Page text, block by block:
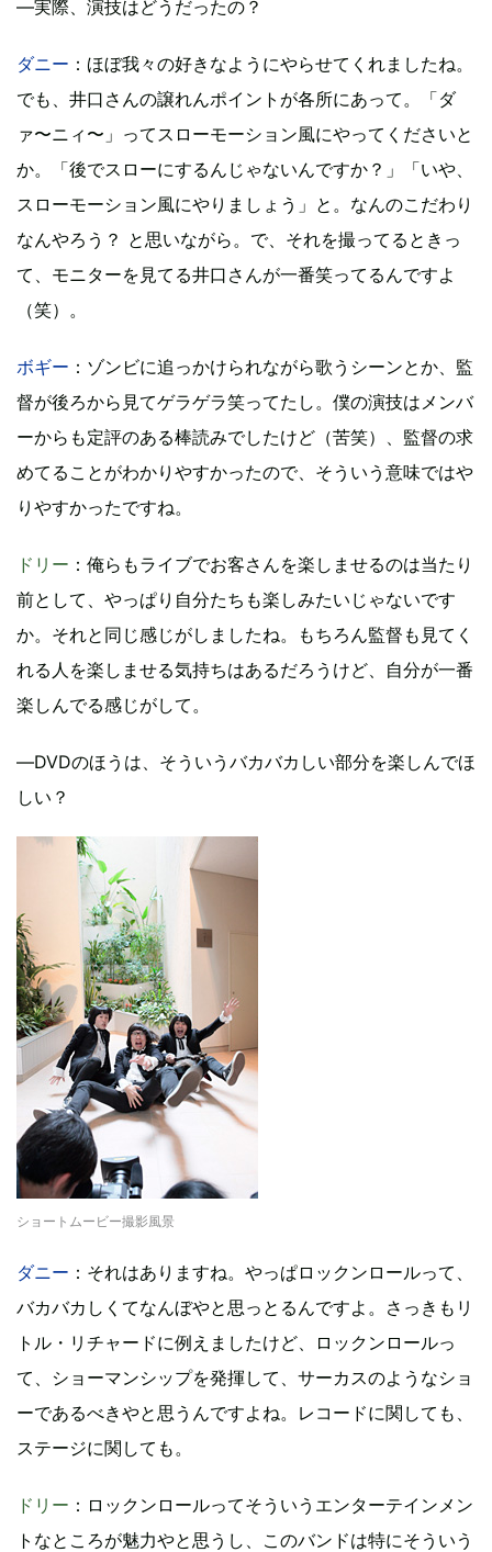
―実際、演技はどうだったの？
ダニー ：ほぼ我々の好きなようにやらせてくれましたね。
でも、井口さんの譲れんポイントが各所にあって。「ダ
ァ〜ニィ〜」ってスローモーション風にやってくださいと
か。「後でスローにするんじゃないんですか？」「いや、
スローモーション風にやりましょう」と。なんのこだわり
なんやろう？ と思いながら。で、それを撮ってるときっ
て、モニターを見てる井口さんが一番笑ってるんですよ
（笑）。
ボギー ：ゾンビに追っかけられながら歌うシーンとか、監
督が後ろから見てゲラゲラ笑ってたし。僕の演技はメンバ
ーからも定評のある棒読みでしたけど（苦笑）、監督の求
めてることがわかりやすかったので、そういう意味ではや
りやすかったですね。
ドリー ：俺らもライブでお客さんを楽しませるのは当たり
前として、やっぱり自分たちも楽しみたいじゃないです
か。それと同じ感じがしましたね。もちろん監督も見てく
れる人を楽しませる気持ちはあるだろうけど、自分が一番
楽しんでる感じがして。
―DVDのほうは、そういうバカバカしい部分を楽しんでほ
しい？
ショートムービー撮影風景
ダニー ：それはありますね。やっぱロックンロールって、
バカバカしくてなんぼやと思っとるんですよ。さっきもリ
トル・リチャードに例えましたけど、ロックンロールっ
て、ショーマンシップを発揮して、サーカスのようなショ
ーであるべきやと思うんですよね。レコードに関しても、
ステージに関しても。
ドリー ：ロックンロールってそういうエンターテインメン
トなところが魅力やと思うし、このバンドは特にそういう